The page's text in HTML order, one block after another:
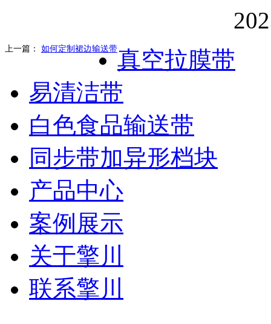
上一篇： 如何定制裙边输送带真空拉膜带
易清洁带
白色食品输送带
同步带加异形档块
产品中心
案例展示
关于擎川
联系擎川